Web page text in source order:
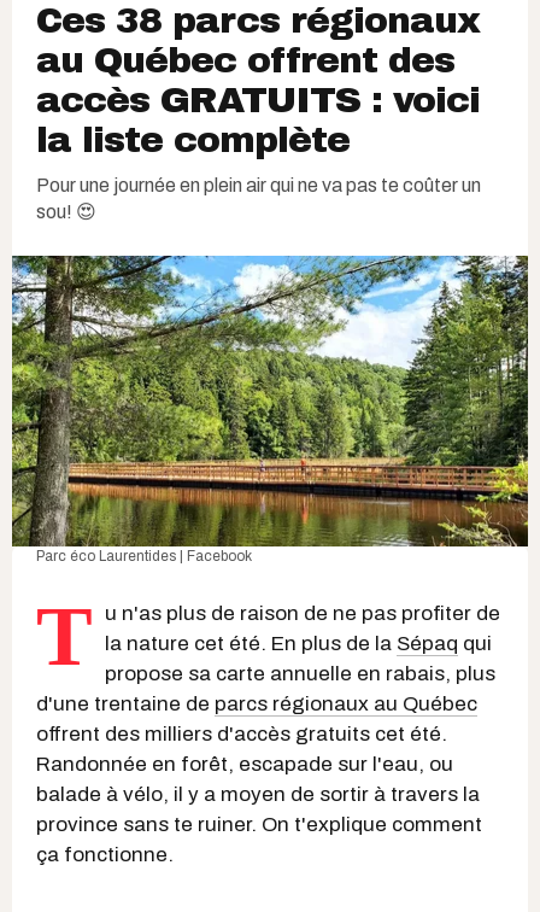
Ces 38 parcs régionaux
au Québec offrent des
accès GRATUITS : voici
la liste complète
Pour une journée en plein air qui ne va pas te coûter un
sou! 😍
Parc éco Laurentides | Facebook
T
u n'as plus de raison de ne pas profiter de
la nature cet été. En plus de la Sépaq qui
propose sa carte annuelle en rabais, plus
d'une trentaine de parcs régionaux au Québec
offrent des milliers d'accès gratuits cet été.
Randonnée en forêt, escapade sur l'eau, ou
balade à vélo, il y a moyen de sortir à travers la
province sans te ruiner. On t'explique comment
ça fonctionne.